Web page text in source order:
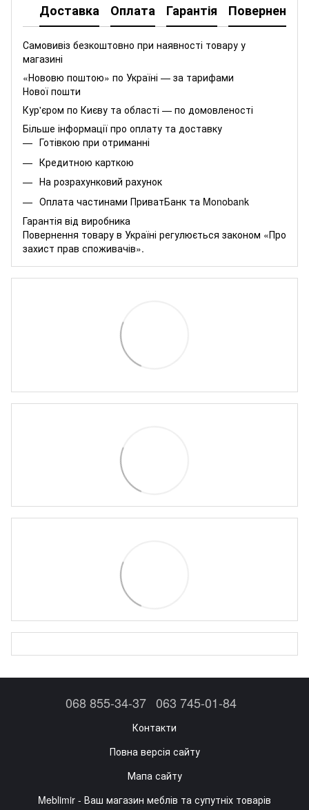
Доставка Оплата Гарантія Повернення
Самовивіз безкоштовно при наявності товару у
магазині
«Нововю поштою» по Україні — за тарифами
Нової пошти
Кур'єром по Києву та області — по домовленості
Більше інформації про оплату та доставку
Готівкою при отриманні
Кредитною карткою
На розрахунковий рахунок
Оплата частинами ПриватБанк та Monobank
Гарантія від виробника
Повернення товару в Україні регулюється законом «Про
захист прав споживачів».
068 855-34-37 063 745-01-84
Контакти
Повна версія сайту
Мапа сайту
Meblimir - Ваш магазин меблів та супутніх товарів